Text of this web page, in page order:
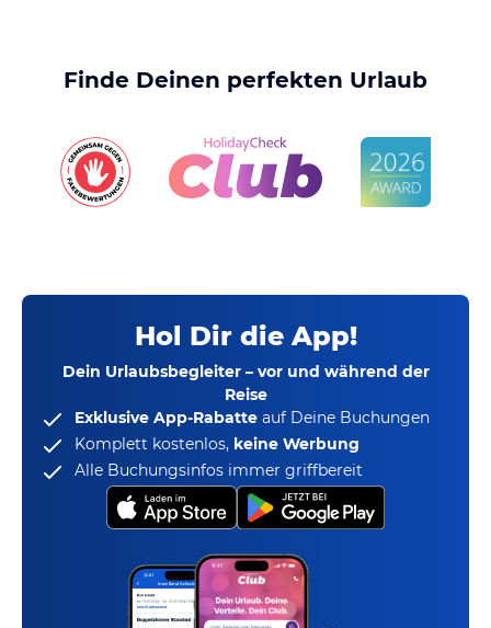
Finde Deinen perfekten Urlaub
Hol Dir die App!
Dein Urlaubsbegleiter – vor und während der
Reise
Exklusive App-Rabatte auf Deine Buchungen
Komplett kostenlos, keine Werbung
Alle Buchungsinfos immer griffbereit